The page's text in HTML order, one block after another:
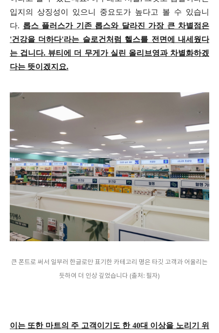
입지의 상징성이 있으니 중요도가 높다고 볼 수 있습니
다. 롭스 플러스가 기존 롭스와 달라진 가장 큰 차별점은
'건강을 더하다'라는 슬로건처럼 헬스를 전면에 내세웠다
는 겁니다. 뷰티에 더 무게가 실린 올리브영과 차별화하겠
다는 뜻이겠지요.
큰 폰트로 써서 일부러 한글로만 표기한 카테고리 명은 타깃 고객과 어울리는
듯하여 더 인상 깊었습니다 (출처: 필자)
이는 또한 마트의 주 고객이기도 한 40대 이상을 노리기 위